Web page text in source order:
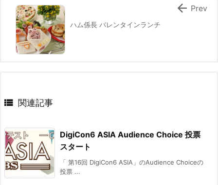
ハム係長 バレンタインランチ
 Prev
 関連記事
DigiCon6 ASIA Audience Choice 投票
スタート
「 第16回 DigiCon6 ASIA」のAudience Choiceの
投票 ...